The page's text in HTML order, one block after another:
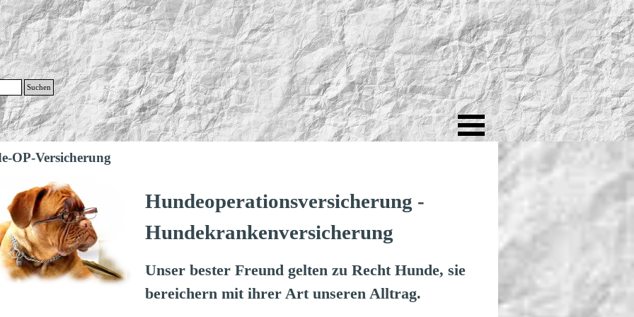
Suchen
Menü überspringen
OP-Versicherung
Hundeoperationsversicherung -
Hundekrankenversicherung
Unser bester Freund gelten zu Recht Hunde, sie
bereichern mit ihrer Art unseren Alltrag.